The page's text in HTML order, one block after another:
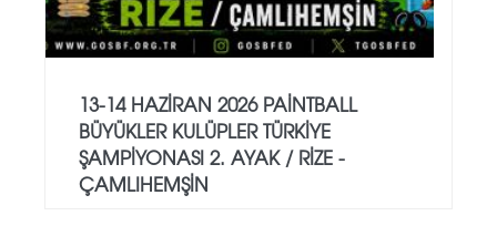
13-14 HAZİRAN 2026 PAİNTBALL
BÜYÜKLER KULÜPLER TÜRKİYE
ŞAMPİYONASI 2. AYAK / RİZE -
ÇAMLIHEMŞİN